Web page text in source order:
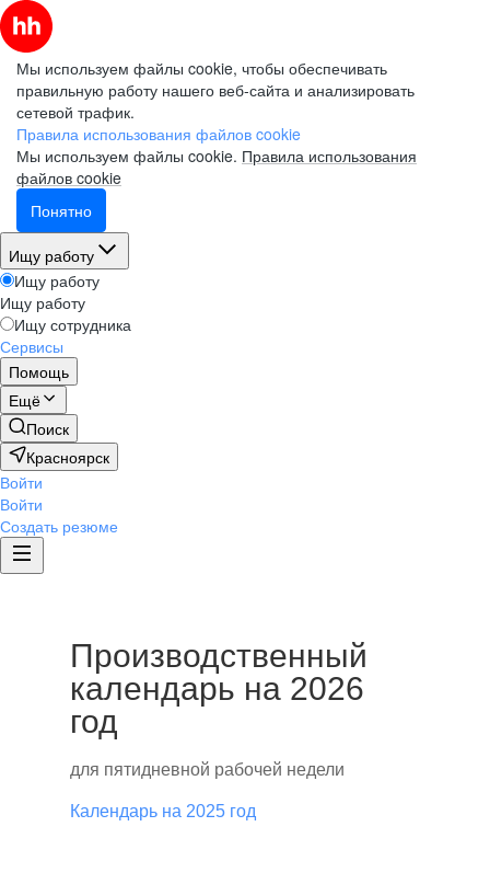
Мы используем файлы cookie, чтобы обеспечивать
правильную работу нашего веб-сайта и анализировать
сетевой трафик.
Правила использования файлов cookie
Мы используем файлы cookie. Правила использования
файлов cookie
Понятно
Ищу работу
Ищу работу
Ищу работу
Ищу сотрудника
Сервисы
Помощь
Ещё
Поиск
Красноярск
Войти
Войти
Создать резюме
Производственный
календарь на 2026
год
для пятидневной рабочей недели
Календарь на 2025 год